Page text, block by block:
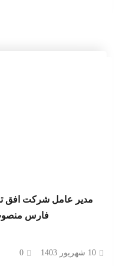
مدیر عامل شركت افق
فارس
10 شهریور 1403 0